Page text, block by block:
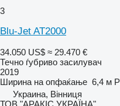
3
Blu-Jet AT2000
34.050 US$ ≈ 29.470 €
Течно ѓубриво засилувач
2019
Ширина на опфаќање 6,4 м
Украина, Вінниця
ТОВ "АРАКІС УКРАЇНА"